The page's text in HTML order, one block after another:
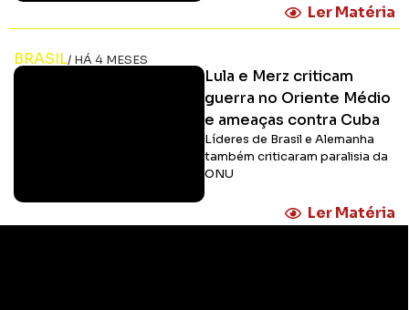
Ler Matéria
BRASIL/ HÁ 4 MESES
Lula e Merz criticam
guerra no Oriente Médio
e ameaças contra Cuba
Líderes de Brasil e Alemanha
também criticaram paralisia da
ONU
Ler Matéria